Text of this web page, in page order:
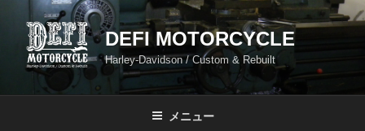
DEFI MOTORCYCLE
Harley-Davidson / Custom & Rebuilt
メニュー